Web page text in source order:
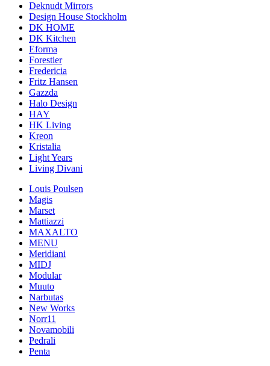
Deknudt Mirrors
Design House Stockholm
DK HOME
DK Kitchen
Eforma
Forestier
Fredericia
Fritz Hansen
Gazzda
Halo Design
HAY
HK Living
Kreon
Kristalia
Light Years
Living Divani
Louis Poulsen
Magis
Marset
Mattiazzi
MAXALTO
MENU
Meridiani
MIDJ
Modular
Muuto
Narbutas
New Works
Norr11
Novamobili
Pedrali
Penta